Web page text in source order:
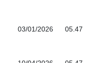
03/01/2026 05.47